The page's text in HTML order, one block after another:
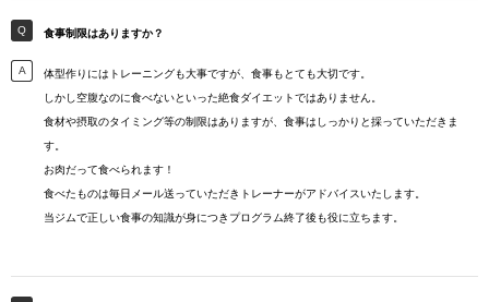
食事制限はありますか？
体型作りにはトレーニングも大事ですが、食事もとても大切です。
しかし空腹なのに食べないといった絶食ダイエットではありません。
食材や摂取のタイミング等の制限はありますが、食事はしっかりと採っていただきま
す。
お肉だって食べられます！
食べたものは毎日メール送っていただきトレーナーがアドバイスいたします。
当ジムで正しい食事の知識が身につきプログラム終了後も役に立ちます。